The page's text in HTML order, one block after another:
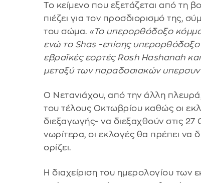
Το κείμενο που εξετάζεται από τη
πιέζει για τον προσδιορισμό της,
του σώμα. «Το υπερορθόδοξο κόμμα
ενώ το Shas -επίσης
εβραϊκές εορτές Rosh Hashanah
μεταξύ των παραδοσιακών
Ο Νετανιάχου, από την άλλη
του τέλους Οκτωβρίου καθώς οι
διεξαγωγής- να διεξαχθούν στις
νωρίτερα, οι εκλογές θα πρέπει να
ορίζει.
Η διαχείριση του ημερολογίου των